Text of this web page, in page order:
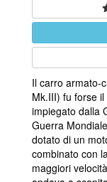
Il carro armato-
Mk.III) fu forse
impiegato dalla
Guerra
dotato di un
combinato con
maggiori